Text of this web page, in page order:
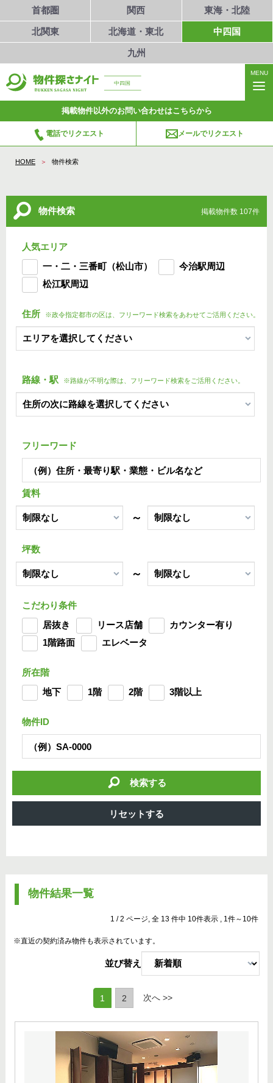
首都圏 関西 東海・北陸
北関東 北海道・東北 中四国
九州
中四国
MENU
掲載物件以外のお問い合わせはこちらから
電話でリクエスト メールでリクエスト
HOME 物件検索
物件検索 掲載物件数 107件
人気エリア
一・二・三番町（松山市）
今治駅周辺
松江駅周辺
住所 ※政令指定都市の区は、フリーワード検索をあわせてご活用ください。
路線・駅 ※路線が不明な際は、フリーワード検索をご活用ください。
フリーワード
賃料
～
坪数
～
こだわり条件
居抜き
リース店舗
カウンター有り
1階路面
エレベータ
所在階
地下
1階 2階 3階以上
物件ID
検索する
物件結果一覧
1 / 2 ページ, 全 13 件中 10件表示 , 1件～10件
※直近の契約済み物件も表示されています。
並び替え
1 (current)
2 次へ >>